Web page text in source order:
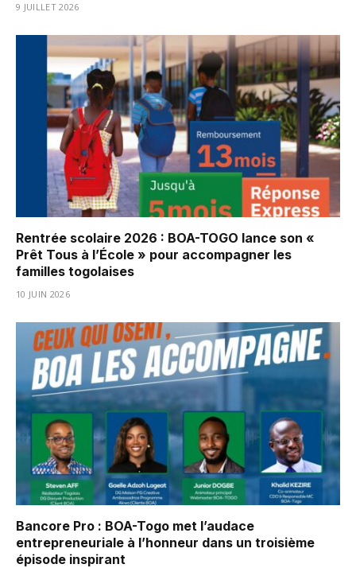
9 JUILLET 2026
Rentrée scolaire 2026 : BOA-TOGO lance son «
Prêt Tous à l’École » pour accompagner les
familles togolaises
10 JUIN 2026
Bancore Pro : BOA-Togo met l’audace
entrepreneuriale à l’honneur dans un troisième
épisode inspirant